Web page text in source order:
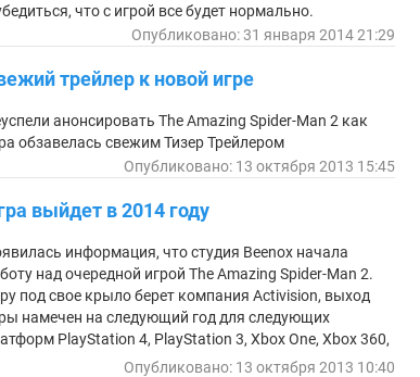
что с игрой все будет нормально.
Опубликовано: 31 января 2014 21:29
трейлер к новой игре
анонсировать The Amazing Spider-Man 2 как
обзавелась свежим Тизер Трейлером
Опубликовано: 13 октября 2013 15:45
выйдет в 2014 году
информация, что студия Beenox начала
над очередной игрой The Amazing Spider-Man 2.
под свое крыло берет компания Activision, выход
намечен на следующий год для следующих
PlayStation 4, PlayStation 3, Xbox One, Xbox 360,
Опубликовано: 13 октября 2013 10:40